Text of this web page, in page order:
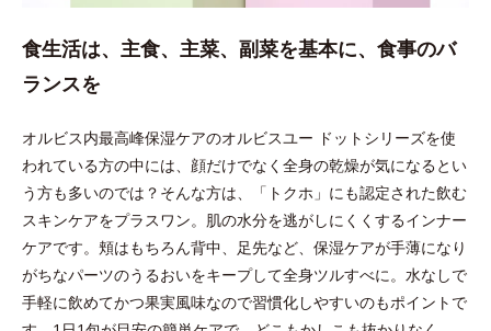
食生活は、主食、主菜、副菜を基本に、食事のバ
ランスを
オルビス内最高峰保湿ケアのオルビスユー ドットシリーズを使
われている方の中には、顔だけでなく全身の乾燥が気になるとい
う方も多いのでは？そんな方は、「トクホ」にも認定された飲む
スキンケアをプラスワン。肌の水分を逃がしにくくするインナー
ケアです。頬はもちろん背中、足先など、保湿ケアが手薄になり
がちなパーツのうるおいをキープして全身ツルすべに。水なしで
手軽に飲めてかつ果実風味なので習慣化しやすいのもポイントで